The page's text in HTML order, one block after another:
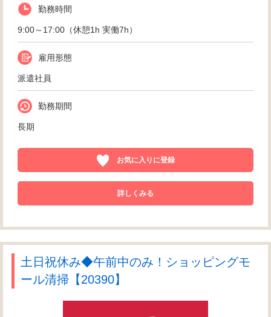
勤務時間
9:00～17:00（休憩1h 実働7h）
雇用形態
派遣社員
勤務期間
長期
お気に入りに登録
詳しくみる
土日祝休み◆午前中のみ！ショッピングモ
ール清掃【20390】